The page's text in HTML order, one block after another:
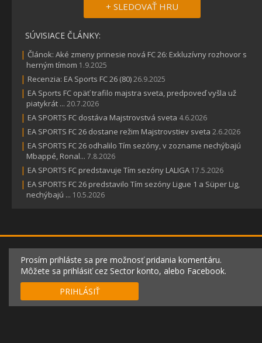
+ SLEDOVAŤ HRU
SÚVISIACE ČLÁNKY:
| Článok: Aké zmeny prinesie nová FC 26: Exkluzívny rozhovor s
herným tímom 1.9.2025
| Recenzia: EA Sports FC 26 (80)26.9.2025
| EA Sports FC opäť trafilo majstra sveta, predpoveď vyšla už
piatykrát ... 20.7.2026
| EA SPORTS FC dostáva Majstrovstvá sveta 4.6.2026
| EA SPORTS FC 26 dostane režim Majstrovstiev sveta 2.6.2026
| EA SPORTS FC 26 odhalilo Tím sezóny, v zozname nechýbajú
Mbappé, Ronal... 7.8.2026
| EA SPORTS FC predstavuje Tím sezóny LALIGA 17.5.2026
| EA SPORTS FC 26 predstavilo Tím sezóny Ligue 1 a Süper Lig,
nechýbajú ... 10.5.2026
Prosím prihláste sa pre možnosť pridania komentáru.
Môžete sa prihlásiť cez Sector konto, alebo Facebook.
PRIHLÁSIŤ